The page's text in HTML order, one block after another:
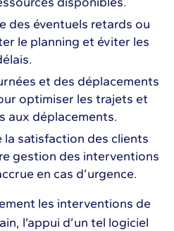
des éventuels retards ou
le planning et éviter les
et des déplacements
optimiser les trajets et
aux déplacements.
la satisfaction des clients
gestion des interventions
en cas d’urgence.
les interventions de
l’appui d’un tel logiciel